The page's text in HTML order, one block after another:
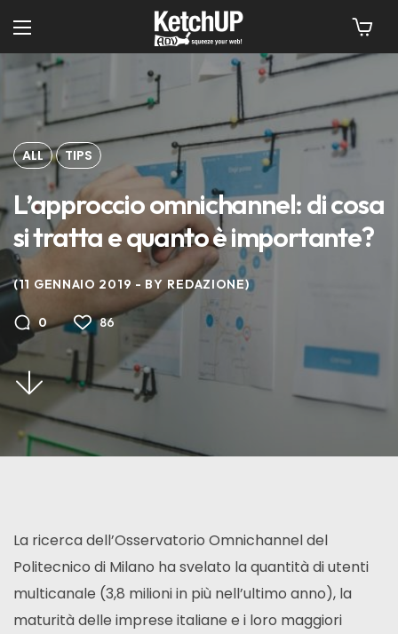
ALL TIPS
L’approccio omnichannel: di cosa
si tratta e quanto è importante?
11 GENNAIO 2019 BY REDAZIONE
0 86
La ricerca dell’Osservatorio Omnichannel del
Politecnico di Milano ha svelato la quantità di utenti
multicanale (3,8 milioni in più nell’ultimo anno), la
maturità delle imprese italiane e i loro maggiori